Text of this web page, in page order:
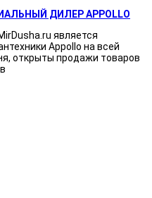
ДИЛЕР APPOLLO
является
Appollo на всей
открыты продажи товаров